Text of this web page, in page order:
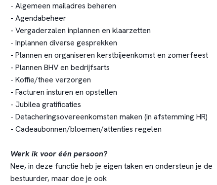
- Algemeen mailadres beheren
- Agendabeheer
- Vergaderzalen inplannen en klaarzetten
- Inplannen diverse gesprekken
- Plannen en organiseren kerstbijeenkomst en zomerfeest
- Plannen BHV en bedrijfsarts
- Koffie/thee verzorgen
- Facturen insturen en opstellen
- Jubilea gratificaties
- Detacheringsovereenkomsten maken (in afstemming HR)
- Cadeaubonnen/bloemen/attenties regelen
Werk ik voor één persoon?
Nee, in deze functie heb je eigen taken en ondersteun je de
bestuurder, maar doe je ook